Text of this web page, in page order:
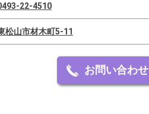
22-4510
松山市材木町5-11
お問い合わせ